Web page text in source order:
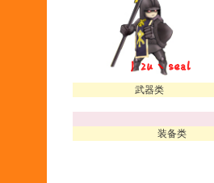
武器类
装备类